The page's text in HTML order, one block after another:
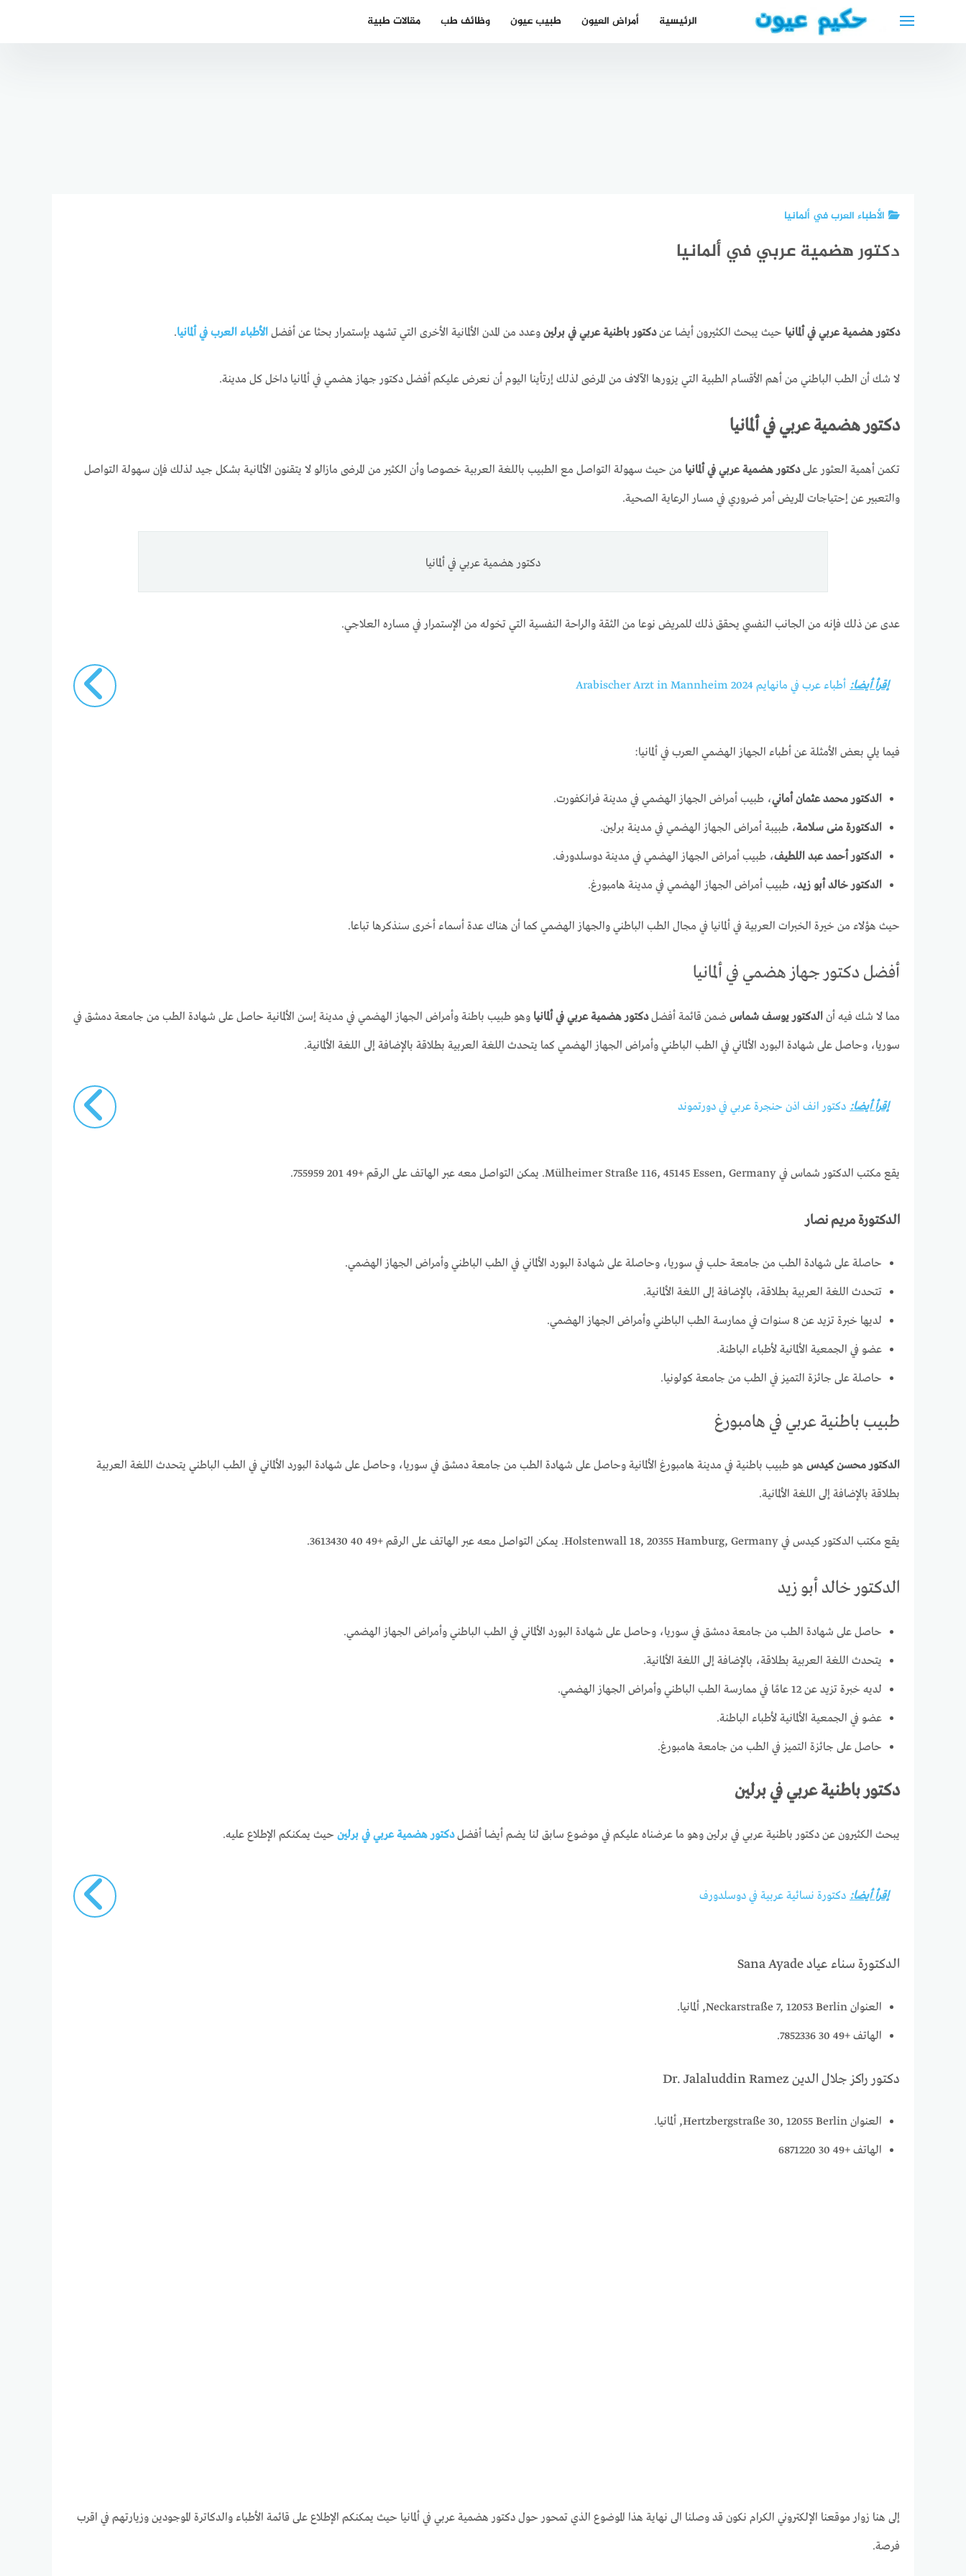
الرئيسية أمراض العيون طبيب عيون وظائف طب
مقالات طبية
الأطباء العرب في ألمانيا
دكتور هضمية عربي في ألمانيا
دكتور هضمية عربي في ألمانيا حيث يبحث الكثيرون أيضا عندكتور باطنية عربي في برلين وعدد من المدن الألمانية الأخرى التي تشهد بإستمرار بحثا عن أفضل الأطباء العرب في ألمانيا.
لا شك أن الطب الباطني من أهم الأقسام الطبية التي يزورها الآلاف من المرضى لذلك إرتأينا اليوم أن نعرض عليكم أفضل دكتور جهاز هضمي في ألمانيا داخل كل مدينة.
دكتور هضمية عربي في ألمانيا
تكمن أهمية العثور علىدكتور هضمية عربي في ألمانيا من حيث سهولة التواصل مع الطبيب باللغة العربية خصوصا وأن الكثير من المرضى مازالو لا يتقنون الألمانية بشكل جيد لذلك فإن سهولة التواصل
والتعبير عن إحتياجات المريض أمر ضروري في مسار الرعاية الصحية.
دكتور هضمية عربي في ألمانيا
عدى عن ذلك فإنه من الجانب النفسي يحقق ذلك للمريض نوعا من الثقة والراحة النفسية التي تخوله من الإستمرار في مساره العلاجي.
إقرأ أيضا: أطباء عرب في مانهايم 2024 Arabischer Arzt in Mannheim
فيما يلي بعض الأمثلة عن أطباء الجهاز الهضمي العرب في ألمانيا:
الدكتور محمد عثمان أماني، طبيب أمراض الجهاز الهضمي في مدينة فرانكفورت.
الدكتورة منى سلامة، طبيبة أمراض الجهاز الهضمي في مدينة برلين.
الدكتور أحمد عبد اللطيف، طبيب أمراض الجهاز الهضمي في مدينة دوسلدورف.
الدكتور خالد أبو زيد، طبيب أمراض الجهاز الهضمي في مدينة هامبورغ.
حيث هؤلاء من خيرة الخبرات العربية في ألمانيا في مجال الطب الباطني والجهاز الهضمي كما أن هناك عدة أسماء أخرى سنذكرها تباعا.
أفضل دكتور جهاز هضمي في ألمانيا
مما لا شك فيه أن الدكتور يوسف شماس ضمن قائمة أفضلدكتور هضمية عربي في ألمانيا وهو طبيب باطنة وأمراض الجهاز الهضمي في مدينة إسن الألمانية حاصل على شهادة الطب من جامعة دمشق في
سوريا، وحاصل على شهادة البورد الألماني في الطب الباطني وأمراض الجهاز الهضمي كما يتحدث اللغة العربية بطلاقة بالإضافة إلى اللغة الألمانية.
إقرأ أيضا: دكتور انف اذن حنجرة عربي في دورتموند
يقع مكتب الدكتور شماس في Mülheimer Straße 116, 45145 Essen, Germany. يمكن التواصل معه عبر الهاتف على الرقم +49 201 755959.
الدكتورة مريم نصار
حاصلة على شهادة الطب من جامعة حلب في سوريا، وحاصلة على شهادة البورد الألماني في الطب الباطني وأمراض الجهاز الهضمي.
تتحدث اللغة العربية بطلاقة، بالإضافة إلى اللغة الألمانية.
لديها خبرة تزيد عن 8 سنوات في ممارسة الطب الباطني وأمراض الجهاز الهضمي.
عضو في الجمعية الألمانية لأطباء الباطنة.
حاصلة على جائزة التميز في الطب من جامعة كولونيا.
طبيب باطنية عربي في هامبورغ
الدكتور محسن كيدس هو طبيب باطنية في مدينة هامبورغ الألمانية وحاصل على شهادة الطب من جامعة دمشق في سوريا، وحاصل على شهادة البورد الألماني في الطب الباطني يتحدث اللغة العربية
بطلاقة بالإضافة إلى اللغة الألمانية.
يقع مكتب الدكتور كيدس في Holstenwall 18, 20355 Hamburg, Germany. يمكن التواصل معه عبر الهاتف على الرقم +49 40 3613430.
الدكتور خالد أبو زيد
حاصل على شهادة الطب من جامعة دمشق في سوريا، وحاصل على شهادة البورد الألماني في الطب الباطني وأمراض الجهاز الهضمي.
يتحدث اللغة العربية بطلاقة، بالإضافة إلى اللغة الألمانية.
لديه خبرة تزيد عن 12 عامًا في ممارسة الطب الباطني وأمراض الجهاز الهضمي.
عضو في الجمعية الألمانية لأطباء الباطنة.
حاصل على جائزة التميز في الطب من جامعة هامبورغ.
دكتور باطنية عربي في برلين
يبحث الكثيرون عن دكتور باطنية عربي في برلين وهو ما عرضناه عليكم في موضوع سابق لنا يضم أيضا أفضلدكتور هضمية عربي في برلين حيث يمكنكم الإطلاع عليه.
إقرأ أيضا: دكتورة نسائية عربية في دوسلدورف
الدكتورة سناء عياد Sana Ayade
العنوان Neckarstraße 7, 12053 Berlin, ألمانيا.
الهاتف +49 30 7852336.
دكتور راكز جلال الدين Dr. Jalaluddin Ramez
العنوان Hertzbergstraße 30, 12055 Berlin, ألمانيا.
الهاتف +49 30 6871220
إلى هنا زوار موقعنا الإلكتروني الكرام نكون قد وصلنا الى نهاية هذا الموضوع الذي تمحور حول دكتور هضمية عربي في ألمانيا حيث يمكنكم الإطلاع على قائمة الأطباء والدكاترة الموجودين وزيارتهم في اقرب
فرصة.